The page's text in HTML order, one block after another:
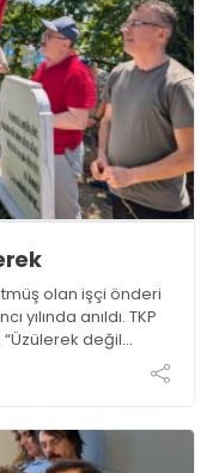
olan işçi önderi
yılında anıldı. TKP
değil
almalıyız” dedi